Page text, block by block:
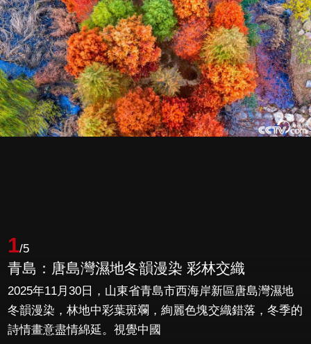
1/5
青島：唐島灣濕地冬韻漫染 彩林交織
2025年11月30日，山東省青島市西海岸新區唐島灣濕地
冬韻漫染，林地中彩葉斑斕，絢麗色塊交織錯落，冬季的
詩情畫意盡情綿延。視覺中國